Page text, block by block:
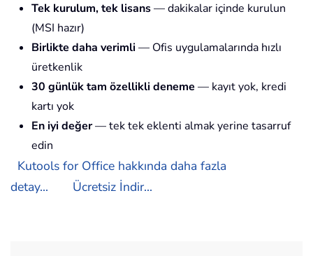
Tek kurulum, tek lisans— dakikalar içinde kurulun
(MSI hazır)
Birlikte daha verimli — Ofis uygulamalarında hızlı
üretkenlik
30 günlük tam özellikli deneme — kayıt yok, kredi
kartı yok
En iyi değer— tek tek eklenti almak yerine tasarruf
edin
Kutools for Office hakkında daha fazla
detay...
Ücretsiz İndir...